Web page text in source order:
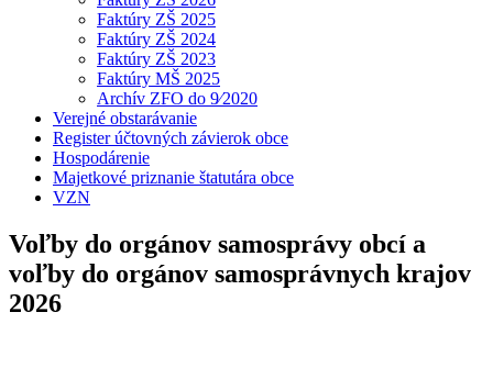
Faktúry ZŠ 2025
Faktúry ZŠ 2024
Faktúry ZŠ 2023
Faktúry MŠ 2025
Archív ZFO do 9⁄2020
Verejné obstarávanie
Register účtovných závierok obce
Hospodárenie
Majetkové priznanie štatutára obce
VZN
Voľby do orgánov samosprávy obcí a
voľby do orgánov samosprávnych krajov
2026